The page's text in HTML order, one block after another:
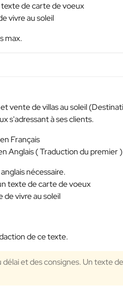
de carte de voeux
vivre au soleil
max.
vente de villas au soleil
s'adressant à ses clients.
Français
Anglais ( Traduction du premier )
nécessaire.
texte de carte de voeux
de vivre au soleil
de ce texte.
délai et des consignes. Un texte